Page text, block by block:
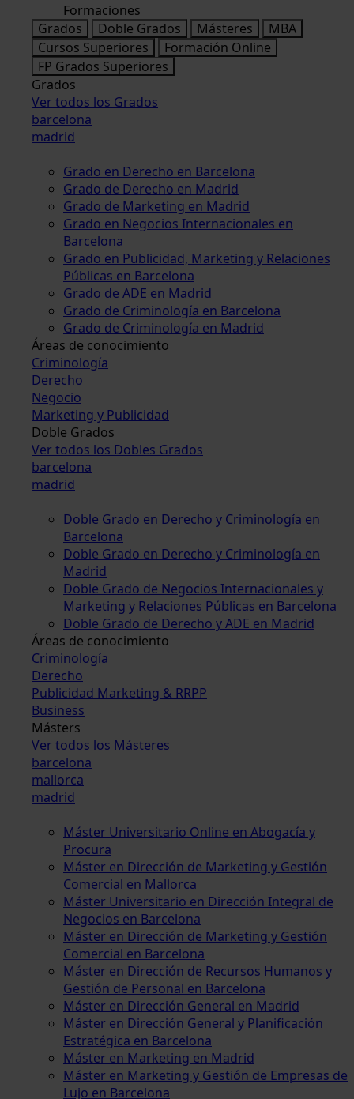
Formaciones
Grados
Doble Grados Másteres
MBA
Cursos Superiores
Formación Online
FP Grados Superiores
Grados
Ver todos los Grados
barcelona
madrid
Grado en Derecho en Barcelona
Grado de Derecho en Madrid
Grado de Marketing en Madrid
Grado en Negocios Internacionales en
Barcelona
Grado en Publicidad, Marketing y Relaciones
Públicas en Barcelona
Grado de ADE en Madrid
Grado de Criminología en Barcelona
Grado de Criminología en Madrid
Áreas de conocimiento
Criminología
Derecho
Negocio
Marketing y Publicidad
Doble Grados
Ver todos los Dobles Grados
barcelona
madrid
Doble Grado en Derecho y Criminología en
Barcelona
Doble Grado en Derecho y Criminología en
Madrid
Doble Grado de Negocios Internacionales y
Marketing y Relaciones Públicas en Barcelona
Doble Grado de Derecho y ADE en Madrid
Áreas de conocimiento
Criminología
Derecho
Publicidad Marketing & RRPP
Business
Másters
Ver todos los Másteres
barcelona
mallorca
madrid
Máster Universitario Online en Abogacía y
Procura
Máster en Dirección de Marketing y Gestión
Comercial en Mallorca
Máster Universitario en Dirección Integral de
Negocios en Barcelona
Máster en Dirección de Marketing y Gestión
Comercial en Barcelona
Máster en Dirección de Recursos Humanos y
Gestión de Personal en Barcelona
Máster en Dirección General en Madrid
Máster en Dirección General y Planificación
Estratégica en Barcelona
Máster en Marketing en Madrid
Máster en Marketing y Gestión de Empresas de
Lujo en Barcelona